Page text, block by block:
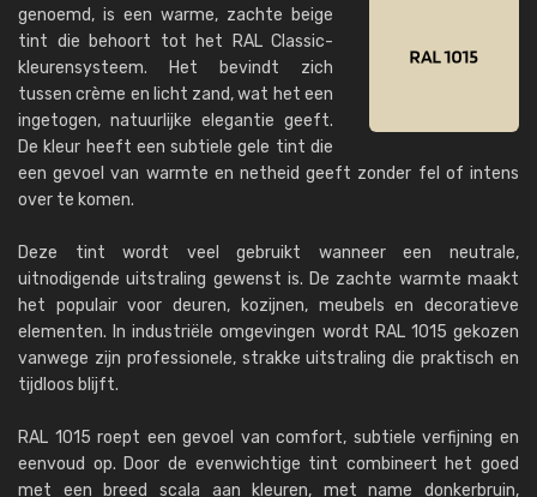
genoemd, is een warme, zachte beige
tint die behoort tot het RAL Classic-
kleurensysteem. Het bevindt zich
tussen crème en licht zand, wat het een
ingetogen, natuurlijke elegantie geeft.
De kleur heeft een subtiele gele tint die
een gevoel van warmte en netheid geeft zonder fel of intens
over te komen.
Deze tint wordt veel gebruikt wanneer een neutrale,
uitnodigende uitstraling gewenst is. De zachte warmte maakt
het populair voor deuren, kozijnen, meubels en decoratieve
elementen. In industriële omgevingen wordt RAL 1015 gekozen
vanwege zijn professionele, strakke uitstraling die praktisch en
tijdloos blijft.
RAL 1015 roept een gevoel van comfort, subtiele verfijning en
eenvoud op. Door de evenwichtige tint combineert het goed
met een breed scala aan kleuren, met name donkerbruin,